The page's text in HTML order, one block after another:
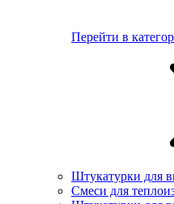
Перейти в
Штукатурки для
Смеси для